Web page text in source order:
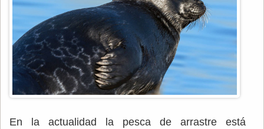
En la actualidad la pesca de arrastre está